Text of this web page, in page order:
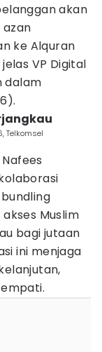
akan
ke Alquran
VP Digital
dalam
Telkomsel
Muslim
bagi jutaan
ini menjaga